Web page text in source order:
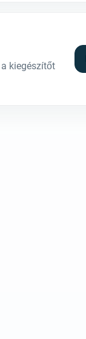
kiegészítőt